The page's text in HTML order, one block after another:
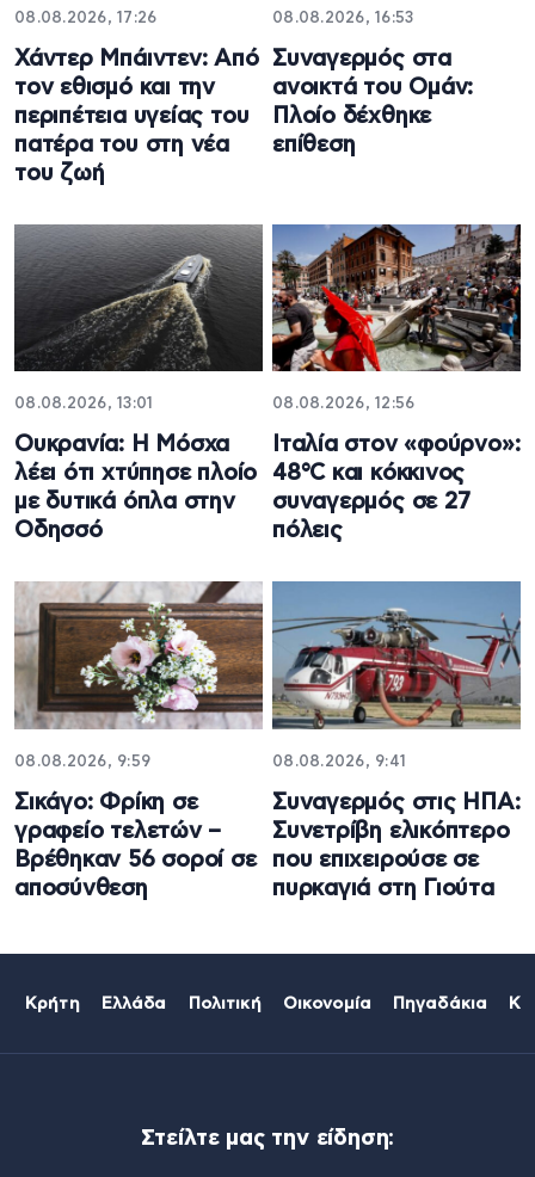
08.08.2026, 17:26
Χάντερ Μπάιντεν: Από
τον εθισμό και την
περιπέτεια υγείας του
πατέρα του στη νέα
του ζωή
08.08.2026, 16:53
Συναγερμός στα
ανοικτά του Ομάν:
Πλοίο δέχθηκε
επίθεση
08.08.2026, 13:01
Ουκρανία: Η Μόσχα
λέει ότι χτύπησε πλοίο
με δυτικά όπλα στην
Οδησσό
08.08.2026, 12:56
Ιταλία στον «φούρνο»:
48°C και κόκκινος
συναγερμός σε 27
πόλεις
08.08.2026, 9:59
Σικάγο: Φρίκη σε
γραφείο τελετών –
Βρέθηκαν 56 σοροί σε
αποσύνθεση
08.08.2026, 9:41
Συναγερμός στις ΗΠΑ:
Συνετρίβη ελικόπτερο
που επιχειρούσε σε
πυρκαγιά στη Γιούτα
Κρήτη Ελλάδα Πολιτική Οικονομία Πηγαδάκια
Στείλτε μας την είδηση: